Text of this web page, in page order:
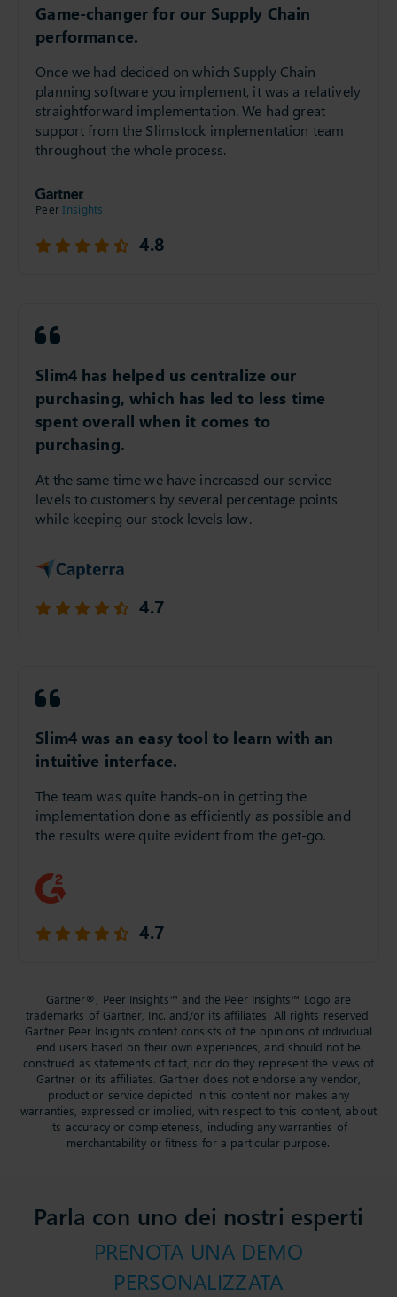
Game-changer for our Supply Chain
performance.
Once we had decided on which Supply Chain
planning software you implement, it was a relatively
straightforward implementation. We had great
support from the Slimstock implementation team
throughout the whole process.
4.8
Slim4 has helped us centralize our
purchasing, which has led to less time
spent overall when it comes to
purchasing.
At the same time we have increased our service
levels to customers by several percentage points
while keeping our stock levels low.
4.7
Slim4 was an easy tool to learn with an
intuitive interface.
The team was quite hands-on in getting the
implementation done as efficiently as possible and
the results were quite evident from the get-go.
4.7
Gartner®, Peer Insights™ and the Peer Insights™ Logo are
trademarks of Gartner, Inc. and/or its affiliates. All rights reserved.
Gartner Peer Insights content consists of the opinions of individual
end users based on their own experiences, and should not be
construed as statements of fact, nor do they represent the views of
Gartner or its affiliates. Gartner does not endorse any vendor,
product or service depicted in this content nor makes any
warranties, expressed or implied, with respect to this content, about
its accuracy or completeness, including any warranties of
merchantability or fitness for a particular purpose.
Parla con uno dei nostri esperti
PRENOTA UNA DEMO
PERSONALIZZATA